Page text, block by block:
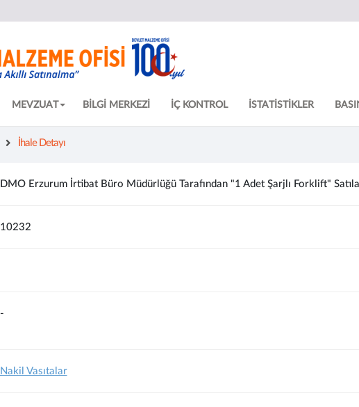
MEVZUAT BİLGİ MERKEZİ İÇ KONTROL İSTATİSTİKLER
İhale Detayı
DMO Erzurum İrtibat Büro Müdürlüğü Tarafından "1 Adet Şarjlı Forklift"
10232
-
Nakil Vasıtalar